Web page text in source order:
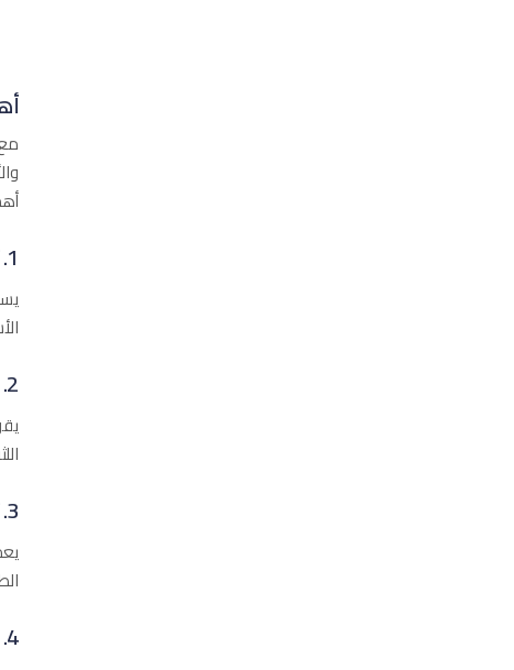
1. تصحيح تباعد الأسنان
2. علاج ازدحام الأسنان
3. تعديل العضة والفك
4. الحفاظ على المظهر الجمالي أثناء العلاج